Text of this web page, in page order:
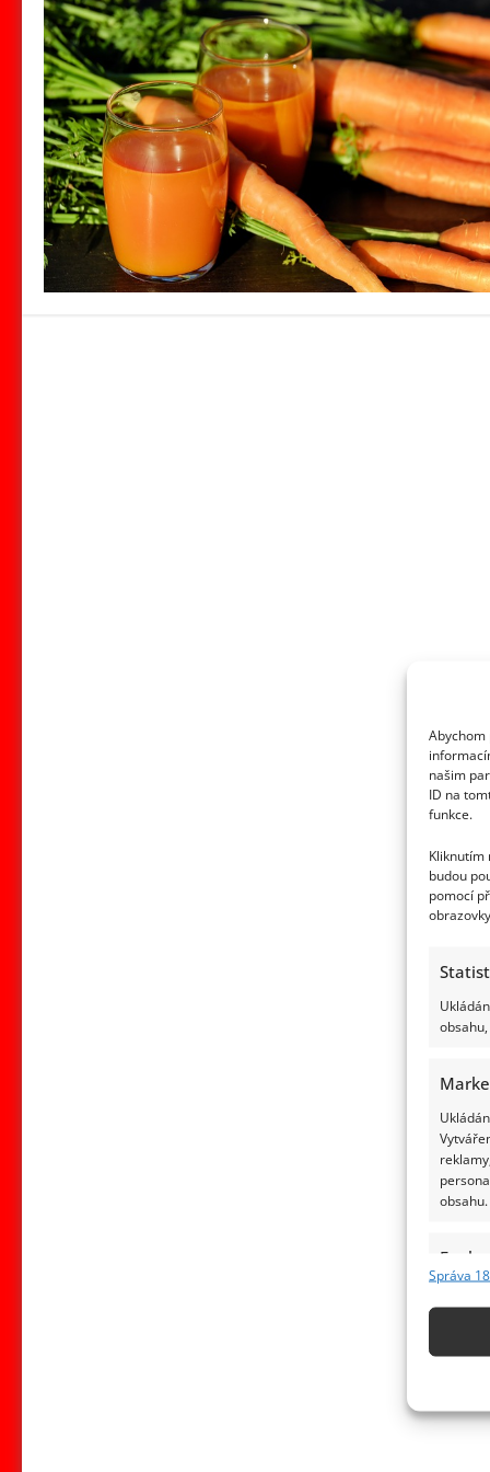
Abychom
našim
ID na
funkce.
Kliknutím
budou
pomocí
obsahu.
Funkce
Správa